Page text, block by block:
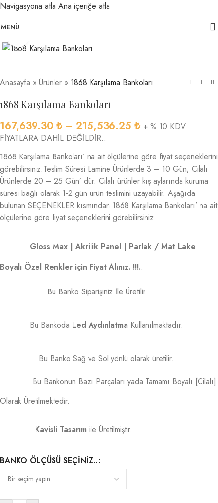
Navigasyona atla Ana içeriğe atla
MENÜ
Anasayfa » Ürünler » 1868 Karşılama Bankoları
1868 Karşılama Bankoları
167,639.30 ₺ – 215,536.25 ₺ + % 10 KDV
FİYATLARA DAHİL DEĞİLDİR..
1868 Karşılama Bankoları’ na ait ölçülerine göre fiyat seçeneklerini
görebilirsiniz.Teslim Süresi Lamine Ürünlerde 3 – 10 Gün; Cilalı
Ürünlerde 20 – 25 Gün’ dür. Cilalı ürünler kış aylarında kuruma
süresi bağlı olarak 1-2 gün ürün teslimini uzayabilir. Aşağıda
bulunan SEÇENEKLER kısmından 1868 Karşılama Bankoları’ na ait
ölçülerine göre fiyat seçeneklerini görebilirsiniz.
Gloss Max | Akrilik Panel | Parlak / Mat Lake
Boyalı Özel Renkler için Fiyat Alınız. !!!..
Bu Banko Siparişiniz İle Üretilir.
Bu Bankoda Led Aydınlatma Kullanılmaktadır.
Bu Banko Sağ ve Sol yönlü olarak üretilir.
Bu Bankonun Bazı Parçaları yada Tamamı Boyalı [Cilalı]
Olarak Üretilmektedir.
Kavisli Tasarım ile Üretilmiştir.
BANKO ÖLÇÜSÜ SEÇINIZ..